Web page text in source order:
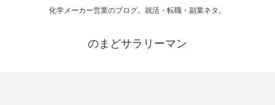
化学メーカー営業のブログ。就活・転職・副業ネタ。
のまどサラリーマン